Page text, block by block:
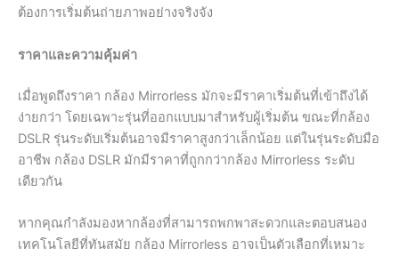
ต้องการเริ่มต้นถ่ายภาพอย่างจริงจัง
ราคาและความคุ้มค่า
เมื่อพูดถึงราคา กล้อง Mirrorless มักจะมีราคาเริ่มต้นที่เข้าถึงได้
ง่ายกว่า โดยเฉพาะรุ่นที่ออกแบบมาสำหรับผู้เริ่มต้น ขณะที่กล้อง
DSLR รุ่นระดับเริ่มต้นอาจมีราคาสูงกว่าเล็กน้อย แต่ในรุ่นระดับมือ
อาชีพ กล้อง DSLR มักมีราคาที่ถูกกว่ากล้อง Mirrorless ระดับ
เดียวกัน
หากคุณกำลังมองหากล้องที่สามารถพกพาสะดวกและตอบสนอง
เทคโนโลยีที่ทันสมัย กล้อง Mirrorless อาจเป็นตัวเลือกที่เหมาะ